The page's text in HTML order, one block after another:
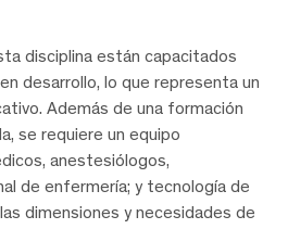
disciplina están capacitados
desarrollo, lo que representa un
Además de una formación
se requiere un equipo
anestesiólogos,
de enfermería; y tecnología de
dimensiones y necesidades de